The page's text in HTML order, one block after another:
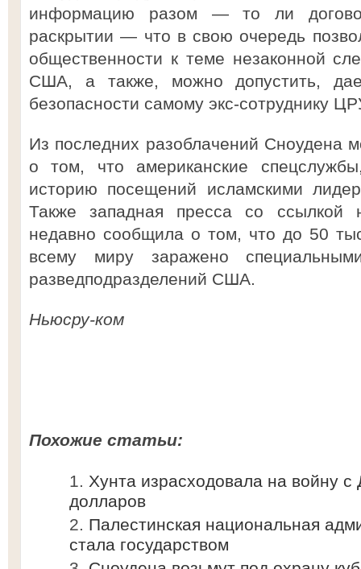
информацию разом — то ли
раскрытии — что в свою очередь
общественности к теме незаконной
США, а также, можно допустить,
безопасности самому экс-сотруднику
Из последних разоблачений Сноудена
о том, что американские
историю посещений исламскими
Также западная пресса со
недавно сообщила о том, что до 50
всему миру заражено
разведподразделений США.
Ньюсру-ком
Похожие статьи:
Хунта израсходовала на войну
долларов
Палестинская национальная
стала государством